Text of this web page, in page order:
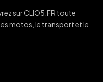
sur CLIO5.FR toute
motos, le transport et le